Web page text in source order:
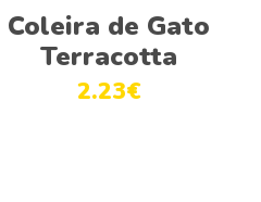
Ver opções
Coleira de Gato
Terracotta
2.23€